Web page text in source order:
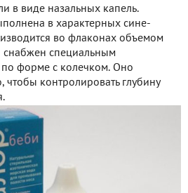
в виде назальных капель.
в характерных сине-
во флаконах объемом
специальным
форме с колечком. Оно
чтобы контролировать глубину